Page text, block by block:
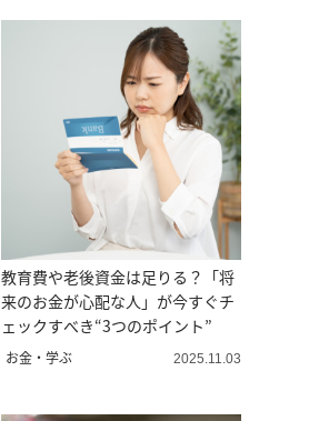
教育費や老後資金は足りる？「将
来のお金が心配な人」が今すぐチ
ェックすべき“3つのポイント”
お金・学ぶ 2025.11.03